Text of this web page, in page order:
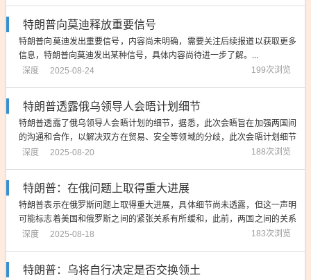
特朗普向莫迪释放重要信号
特朗普向莫迪发出重要信号，内容尚未明确，需要关注后续报道以获取更多
信息，特朗普向莫迪发出某种信号，具体内容尚待进一步了解。...
深度
2025-08-24 199次浏览
特朗普透露俄乌领导人会晤计划细节
特朗普透露了俄乌领导人会晤计划的细节，据悉，此次会晤旨在加强两国间
的沟通和合作，以解决双方在贸易、安全等领域的分歧，此次会晤计划细节
表明，俄乌两国在寻求和平解决争端方面取得了进展，有望为两国关系的改
深度 2025-08-20 188次浏览
特朗普：在俄问题上取得重大进展
特朗普表示在俄罗斯问题上取得重大进展，具体细节尚未透露，但这一声明
可能标志着美国和俄罗斯之间的紧张关系有所缓和，此前，两国之间的关系
因多种问题而紧张，包括政治、经济、军事等方面，此次进展可能有助于解
深度 2025-08-18 183次浏览
特朗普：乌将自行决定是否交换领土